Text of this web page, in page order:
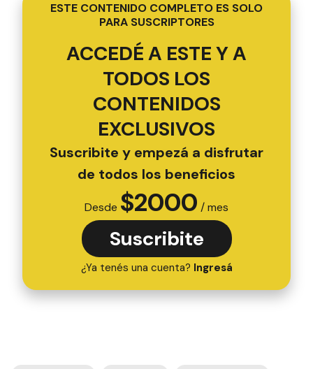
ESTE CONTENIDO COMPLETO ES SOLO
PARA SUSCRIPTORES
ACCEDÉ A ESTE Y A
TODOS LOS
CONTENIDOS
EXCLUSIVOS
Suscribite y empezá a disfrutar
de todos los beneficios
Desde $2000 / mes
Suscribite
¿Ya tenés una cuenta? Ingresá